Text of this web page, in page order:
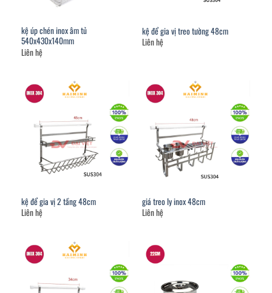
kệ úp chén inox âm tủ
540x430x140mm
Liên hệ
kệ để gia vị treo tường 48cm
Liên hệ
kệ để gia vị 2 tầng 48cm
Liên hệ
giá treo ly inox 48cm
Liên hệ